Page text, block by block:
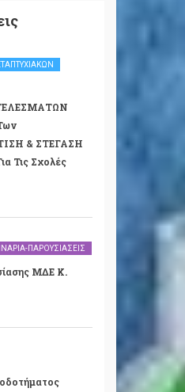
& ΣΤΕΓΑΣΗ
Τις Σχολές
ΠΑΡΟΥΣΙΆΣΕΙΣ
ΜΔΕ Κ.